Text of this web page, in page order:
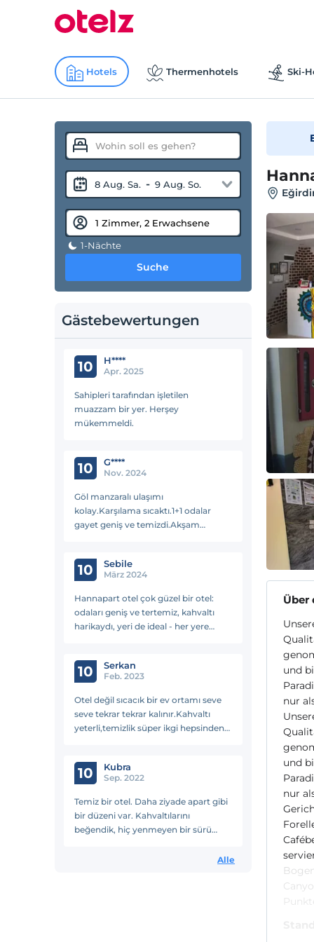
Hotels Thermenhotels Ski-
8 Aug. Sa. - 9 Aug. So.
1-Nächte
Suche
Gästebewertungen
10 H****
Apr. 2025
Sahipleri tarafından işletilen
muazzam bir yer. Herşey
mükemmeldi.
10 G****
Nov. 2024
Göl manzaralı ulaşımı
kolay.Karşılama sıcaktı.1+1 odalar
gayet geniş ve temizdi.Akşam
o taraflara düştüğünde ilk tercih
edeceğim yer.
10 Sebile
März 2024
Hannapart otel çok güzel bir otel:
odaları geniş ve tertemiz, kahvaltı
harikaydı, yeri de ideal - her yere
10 Serkan
Feb. 2023
Otel değil sıcacık bir ev ortamı seve
seve tekrar tekrar kalınır.Kahvaltı
yeterli,temizlik süper ikgi hepsinden
10 Kubra
Sep. 2022
Temiz bir otel. Daha ziyade apart gibi
bir düzeni var. Kahvaltılarını
beğendik, hiç yenmeyen bir sürü
Alle
Über
und
nur
und
nur